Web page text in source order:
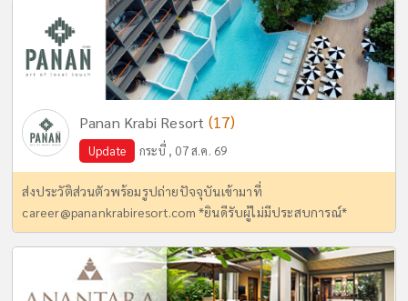
Panan Krabi Resort (17)
Update กระบี่ , 07 ส.ค. 69
ส่งประวัติส่วนตัวพร้อมรูปถ่ายปัจจุบันเข้ามาที่
career@panankrabiresort.com *ยินดีรับผู้ไม่มีประสบการณ์*